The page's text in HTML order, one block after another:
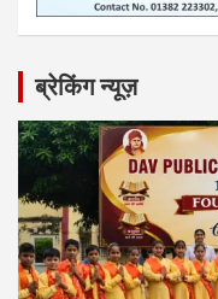
ब्रेकिंग न्यूज़